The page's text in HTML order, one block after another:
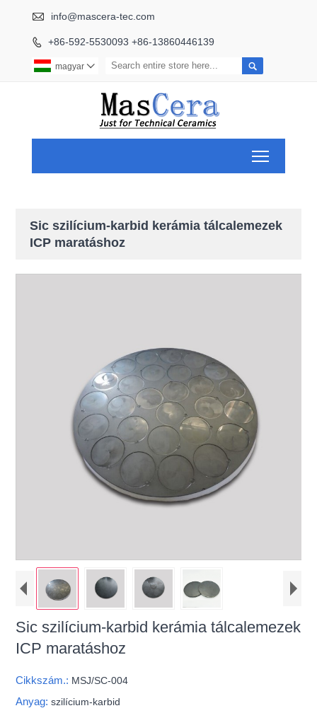
 info@mascera-tec.com
 +86-592-5530093 +86-13860446139

magyar 
Sic szilícium-karbid kerámia tálcalemezek
ICP maratáshoz
Sic szilícium-karbid kerámia tálcalemezek
ICP maratáshoz
Cikkszám.: MSJ/SC-004
Anyag:szilícium-karbid